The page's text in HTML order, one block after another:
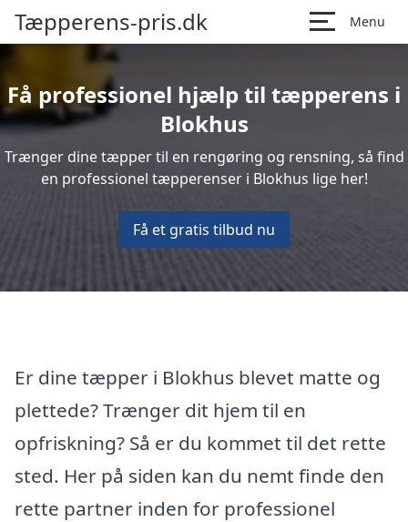
Tæpperens-pris.dk Menu
Få professionel hjælp til tæpperens i
Blokhus
Trænger dine tæpper til en rengøring og rensning, så find
en professionel tæpperenser i Blokhus lige her!
Få et gratis tilbud nu
Er dine tæpper i Blokhus blevet matte og
plettede? Trænger dit hjem til en
opfriskning? Så er du kommet til det rette
sted. Her på siden kan du nemt finde den
rette partner inden for professionel